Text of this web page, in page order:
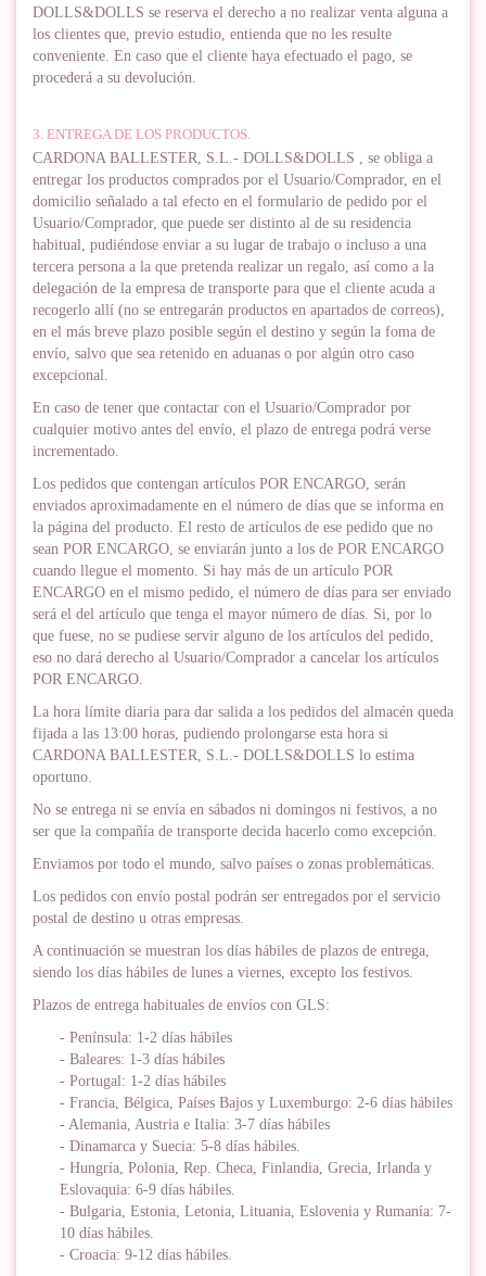
DOLLS&DOLLS se reserva el derecho a no realizar venta alguna a
los clientes que, previo estudio, entienda que no les resulte
conveniente. En caso que el cliente haya efectuado el pago, se
procederá a su devolución.
3. ENTREGA DE LOS PRODUCTOS.
CARDONA BALLESTER, S.L.- DOLLS&DOLLS , se obliga a
entregar los productos comprados por el Usuario/Comprador, en el
domicilio señalado a tal efecto en el formulario de pedido por el
Usuario/Comprador, que puede ser distinto al de su residencia
habitual, pudiéndose enviar a su lugar de trabajo o incluso a una
tercera persona a la que pretenda realizar un regalo, así como a la
delegación de la empresa de transporte para que el cliente acuda a
recogerlo allí (no se entregarán productos en apartados de correos),
en el más breve plazo posible según el destino y según la foma de
envío, salvo que sea retenido en aduanas o por algún otro caso
excepcional.
En caso de tener que contactar con el Usuario/Comprador por
cualquier motivo antes del envío, el plazo de entrega podrá verse
incrementado.
Los pedidos que contengan artículos POR ENCARGO, serán
enviados aproximadamente en el número de días que se informa en
la página del producto. El resto de artículos de ese pedido que no
sean POR ENCARGO, se enviarán junto a los de POR ENCARGO
cuando llegue el momento. Si hay más de un artículo POR
ENCARGO en el mismo pedido, el número de días para ser enviado
será el del artículo que tenga el mayor número de días. Si, por lo
que fuese, no se pudiese servir alguno de los artículos del pedido,
eso no dará derecho al Usuario/Comprador a cancelar los artículos
POR ENCARGO.
La hora límite diaria para dar salida a los pedidos del almacén queda
fijada a las 13:00 horas, pudiendo prolongarse esta hora si
CARDONA BALLESTER, S.L.- DOLLS&DOLLS lo estima
oportuno.
No se entrega ni se envía en sábados ni domingos ni festivos, a no
ser que la compañía de transporte decida hacerlo como excepción.
Enviamos por todo el mundo, salvo países o zonas problemáticas.
Los pedidos con envío postal podrán ser entregados por el servicio
postal de destino u otras empresas.
A continuación se muestran los días hábiles de plazos de entrega,
siendo los días hábiles de lunes a viernes, excepto los festivos.
Plazos de entrega habituales de envíos con GLS:
- Península: 1-2 días hábiles
- Baleares: 1-3 días hábiles
- Portugal: 1-2 días hábiles
- Francia, Bélgica, Países Bajos y Luxemburgo: 2-6 días hábiles
- Alemania, Austria e Italia: 3-7 días hábiles
- Dinamarca y Suecia: 5-8 días hábiles.
- Hungría, Polonia, Rep. Checa, Finlandia, Grecia, Irlanda y
Eslovaquia: 6-9 días hábiles.
- Bulgaria, Estonia, Letonia, Lituania, Eslovenia y Rumanía: 7-
10 días hábiles.
- Croacia: 9-12 días hábiles.